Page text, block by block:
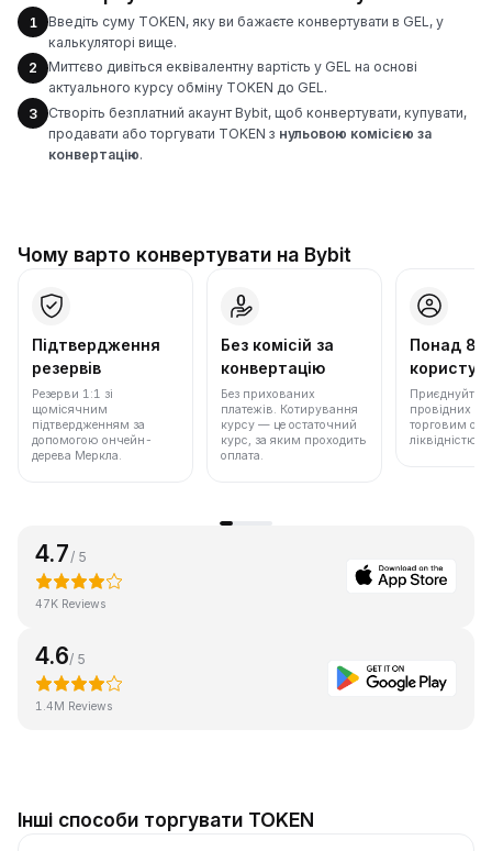
1
Введіть суму TOKEN, яку ви бажаєте конвертувати в GEL, у
калькуляторі вище.
2
Миттєво дивіться еквівалентну вартість у GEL на основі
актуального курсу обміну TOKEN до GEL.
3
Створіть безплатний акаунт Bybit, щоб конвертувати, купувати,
продавати або торгувати TOKEN з нульовою комісією за
конвертацію.
Чому варто конвертувати на Bybit
Підтвердження
резервів
Резерви 1:1 зі
щомісячним
підтвердженням за
допомогою ончейн-
дерева Меркла.
Без комісій за
конвертацію
Без прихованих
платежів. Котирування
курсу — це остаточний
курс, за яким проходить
оплата.
Понад 86
Приєднуйтеся
провідних
торговим
ліквідністю.
4.7 / 5
47K Reviews
4.6/ 5
1.4M Reviews
Інші способи торгувати TOKEN